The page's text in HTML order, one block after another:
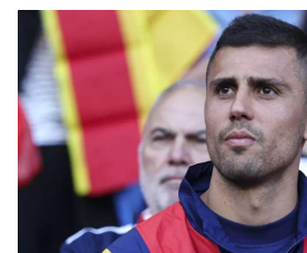
SUB-10 FEMENINA
La ourensana Anna Soares
Campeonato de España de